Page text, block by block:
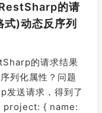
的请
)动态反序列
的请求结果
列化属性？问题
发送请求，得到了
project: { name: